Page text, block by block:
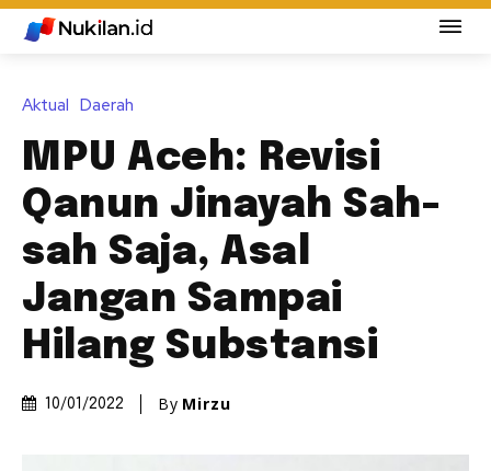
Aktual Daerah
MPU Aceh: Revisi
Qanun Jinayah Sah-
sah Saja, Asal
Jangan Sampai
Hilang Substansi
10/01/2022 By Mirzu